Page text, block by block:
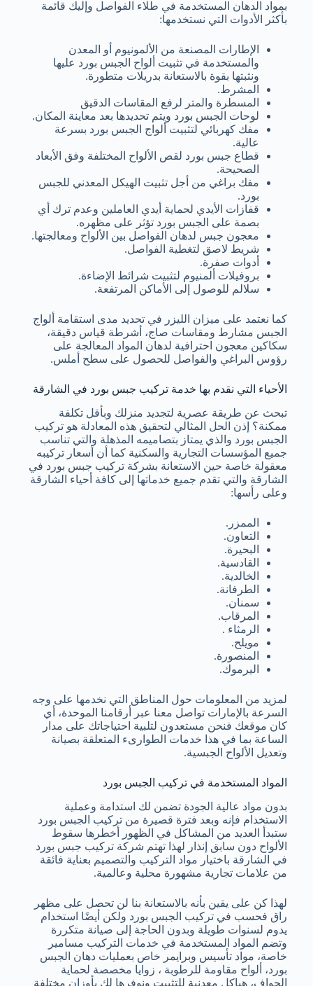
بمواد الدهان المستخدمة في طلاء الفواصل وإليك قائمة
بأكثر الأدوات التي نستخدمها:
الإطارات المصنعة من الألمونيوم أو المعدن
والمستخدمة في تثبيت ألواح الجبس بورد عليها
ونثبتها بقوة بالاستعانة بدريلات متطورة.
المشرط.
المسطرة والمتر لرفع المقاسات الدقيق
لوحات الجبس بورد ويتم تحديدها بعد معاينة المكان.
مفك كهربائي لتثبيت ألواج الجبس بورد بسرعة
عالية.
قطاع جبس بورد لقص الألواح المختلفة وفق الأبعاد
الصحيحة.
مفك براغي من أجل تثبيت الهيكل المعدني للجبس
بورد.
قفازات الأيدي لحماية أيدي العاملين وعدم ترك أي
بصمة على الجبس بورد تؤثر على مظهره.
معجون جبس لدهان الفواصل بين الألواح ومعالجتها.
شريط لاصق لتغطية الفواصل.
أدوات صفرة.
بروفيلات ألمنيوم لتثبيت شرائط الإضاءة.
سلالم للوصول إلى الأماكن المرتفعة.
كما نعتمد على ميزان الليزر في تحديد مدى استقامة ألواج
الجبس مشارط ومقاسات صاج، أشرطة قياس دقيقة،
سكاكين معجون احترافية لدهان المواد المعالجة على
رؤوس البراغي والفواصل للحصول على سطح أملس.
الأحياء التي نقدم بها خدمة تركيب جبس بورد في الشارقة
تبحث عن طريقة عصرية لتجديد منزلك وبأقل تكلفة
ممكنة؟ إذن الحل المثالي لتحقيق هذه المعادلة هو تركيب
الجبس بورد والذي يمتاز بتصاميمه المذهلة والتي تناسب
جميع المؤسسات التجارية والسكنية كما أن أسعار تركيبه
معقولة خاصة حين الاستعانة بشركة تركيب جبس بورد في
الشارقة والتي تقدم جميع خدماتها إلى كافة أحياء الشارقة
وعلى رأسها:
الممزر.
التعاون.
البحيرة.
القادسية.
الخالدية.
الطرفانة.
سمنان.
المرقاب.
الرمثاء .
مويلح.
المنصورة.
اليرموك.
لمزيد من المعلومات حول المناطق التي نخدمها على وجه
السرعة بالإمارات تواصل معنا عبر أرقامنا الموحدة، أي
كان موقعك فنحن مستعدون لتلبية احتياجاتك على مدار
الساعة بما في هذا خدمات الطوارىء المتعلقة بصيانة
وتعديل الألواح الجبسية.
المواد المستخدمة في تركيب الجبس بورد
بدون مواد عالية الجودة تضمن لك استدامة وعملية
الاستخدام فإنه وبعد فترة قصيرة من تركيب الجبس بورد
ستبدأ العديد من المشاكل في الظهور أخطرها سقوط
الألواح دون سابق إنذار لهذا تهتم شركة تركيب جبس بورد
في الشارقة باختيار مواد التركيب والتصميم بعناية فائقة
من علامات تجارية مشهورة محلية وعالمية.
لهذا كن على يقين بأنه بالاستعانة بنا لن تحصل على مظهر
راق فحسب في تركيب الجبس بورد ولكن أيضًا استخدام
يدوم لسنوات طويلة وبدون الحاجة إلى صيانة متكررة
وتضم المواد المستخدمة في خدمات التركيب مسامير
خاصة، مواد تأسيس وبرايمر خاص بعمليات دهان الجبس
بورد، ألواح مقاومة للرطوبة ، زوايا مخصصة لحماية
الحواف، هياكل معدنية للتثبيت ونوفرها لك بأوزان مختلفة